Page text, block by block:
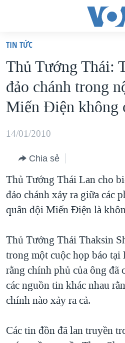
truy
cập
Tới
nội
chính
hướng
chính
Đi
"Tìm"
VIỆT NAM
HOA KỲ
BIỂN ĐÔNG
THẾ GIỚI
DIỄN ĐÀN
MỤC
TỰ DO BÁO CHÍ
VẠCH TRẦN TIN GIẢ
NGƯỜI VIỆT HẢI NGOẠI
ĐỜI SỐNG
KINH TẾ
KHOA HỌC
VĂN HOÁ
CHUYÊN ĐỀ
CHIẾN TRANH THƯƠNG MẠI
HÀNH TRÌNH BẦU CỬ 2024
GIẢI MÃ VÀNH ĐAI & CON
NGÀY TỊ NẠN THẾ GIỚI
GROUND ZERO – XƯA VÀ NAY
HỌC TIẾNG ANH
VIDEO
NGHE
MẠNG XÃ HỘI
Ngôn ngữ khác
TIN TỨC
Thủ Tướng Thái:
đảo chánh trong
Miến Điện không
14/01/2010
Chia sẻ
Thủ Tướng Thái Lan cho
đảo chánh xảy ra giữa các
quân đội Miến Điện là
Thủ Tướng Thái Thaksin
trong một cuộc họp báo
rằng chính phủ của ông đã
các nguồn tin khác nhau
chính nào xảy ra cả.
Các tin đồn đã lan truyền